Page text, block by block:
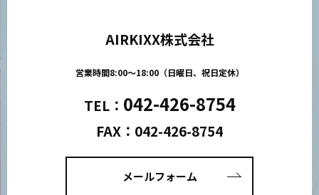
AIRKIXX株式会社
営業時間8:00～18:00（日曜日、祝日定休）
TEL： 042-426-8754
FAX：042-426-8754
メールフォーム